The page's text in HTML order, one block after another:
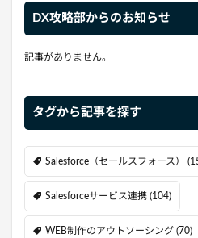
DX攻略部からのお知らせ
記事がありません。
タグから記事を探す
Salesforce（セールスフォース）
Salesforceサービス連携 (104)
WEB制作のアウトソーシング (70)